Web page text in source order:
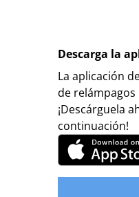
Descarga la
La aplicación
de
¡Descárguela
continuación!